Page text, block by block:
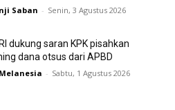
Saban - Senin, 3 Agustus 2026
dukung saran KPK pisahkan
dana otsus dari APBD
- Sabtu, 1 Agustus 2026